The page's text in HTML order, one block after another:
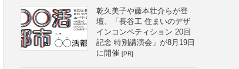
乾久美子や藤本壮介らが登
壇、「長谷工 住まいのデザ
インコンペティション 20回
記念 特別講演会」が8月19日
に開催 [PR]